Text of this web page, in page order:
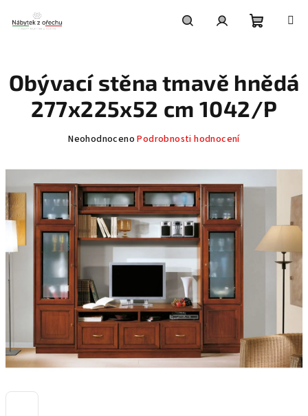
obsah
košík
Obývací stěna tmavě hnědá
277x225x52 cm 1042/P
Průměrné
produktu
je
0,0
z
5
hvězdiček.
Neohodnoceno Podrobnosti hodnocení